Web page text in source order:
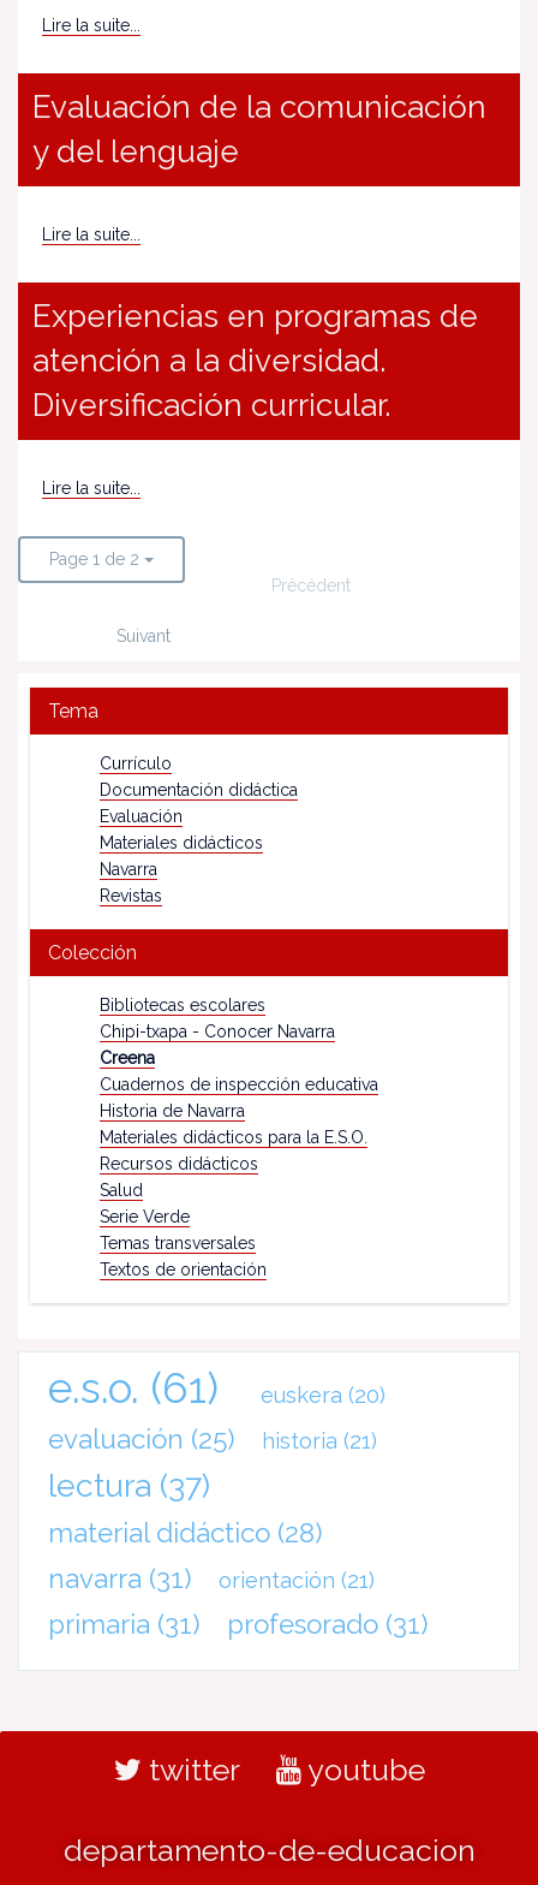
Lire la suite...
Evaluación de la comunicación
y del lenguaje
Lire la suite...
Experiencias en programas de
atención a la diversidad.
Diversificación curricular.
Lire la suite...
Page 1 de 2
Précédent
Suivant
Tema
Currículo
Documentación didáctica
Evaluación
Materiales didácticos
Navarra
Revistas
Colección
Bibliotecas escolares
Chipi-txapa - Conocer Navarra
Creena
Cuadernos de inspección educativa
Historia de Navarra
Materiales didácticos para la E.S.O.
Recursos didácticos
Salud
Serie Verde
Temas transversales
Textos de orientación
e.s.o. (61) euskera (20)
evaluación (25) historia (21)
lectura (37)
material didáctico (28)
navarra (31) orientación (21)
primaria (31) profesorado (31)
twitter youtube
departamento-de-educacion